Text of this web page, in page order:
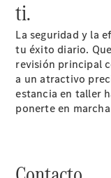
ti.
La seguridad y la
tu éxito diario.
revisión principal
a un atractivo
estancia en taller
ponerte en